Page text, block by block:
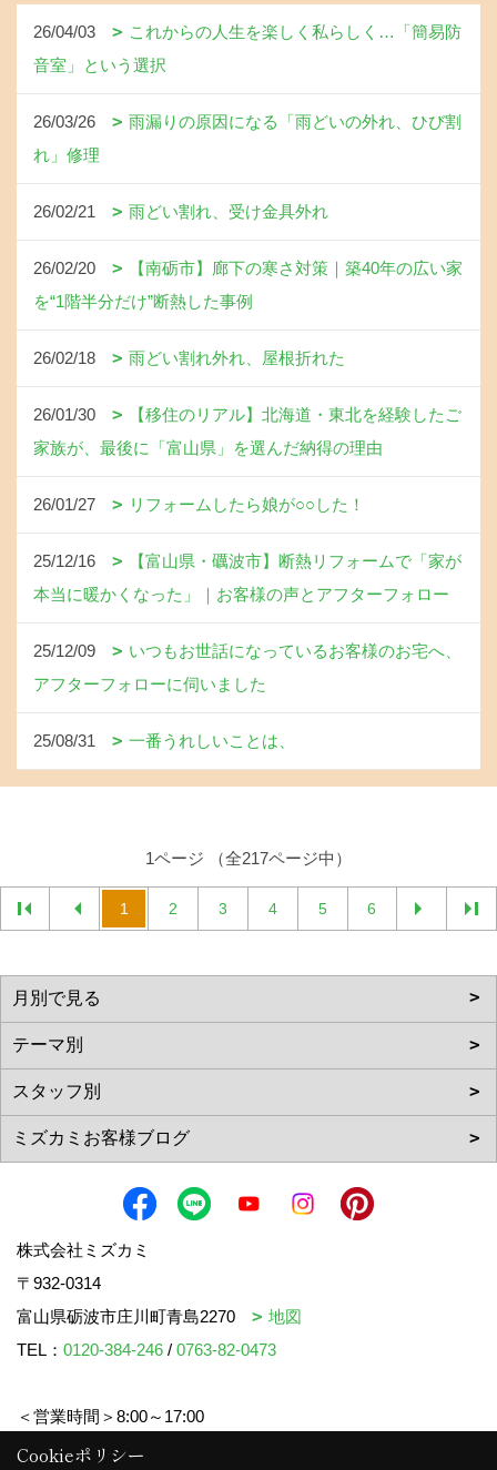
26/04/03
これからの人生を楽しく私らしく…「簡易防
音室」という選択
26/03/26
雨漏りの原因になる「雨どいの外れ、ひび割
れ」修理
26/02/21 雨どい割れ、受け金具外れ
26/02/20
【南砺市】廊下の寒さ対策｜築40年の広い家
を“1階半分だけ”断熱した事例
26/02/18 雨どい割れ外れ、屋根折れた
26/01/30
【移住のリアル】北海道・東北を経験したご
家族が、最後に「富山県」を選んだ納得の理由
26/01/27 リフォームしたら娘が○○した！
25/12/16
【富山県・礪波市】断熱リフォームで「家が
本当に暖かくなった」｜お客様の声とアフターフォロー
25/12/09
いつもお世話になっているお客様のお宅へ、
アフターフォローに伺いました
25/08/31 一番うれしいことは、
1ページ （全217ページ中）
1 2 3 4 5 6
株式会社ミズカミ
〒932-0314
富山県砺波市庄川町青島2270
地図
TEL： 0120-384-246 / 0763-82-0473
＜営業時間＞8:00～17:00
＜定休日＞水曜日・祝日
Cookieポリシー